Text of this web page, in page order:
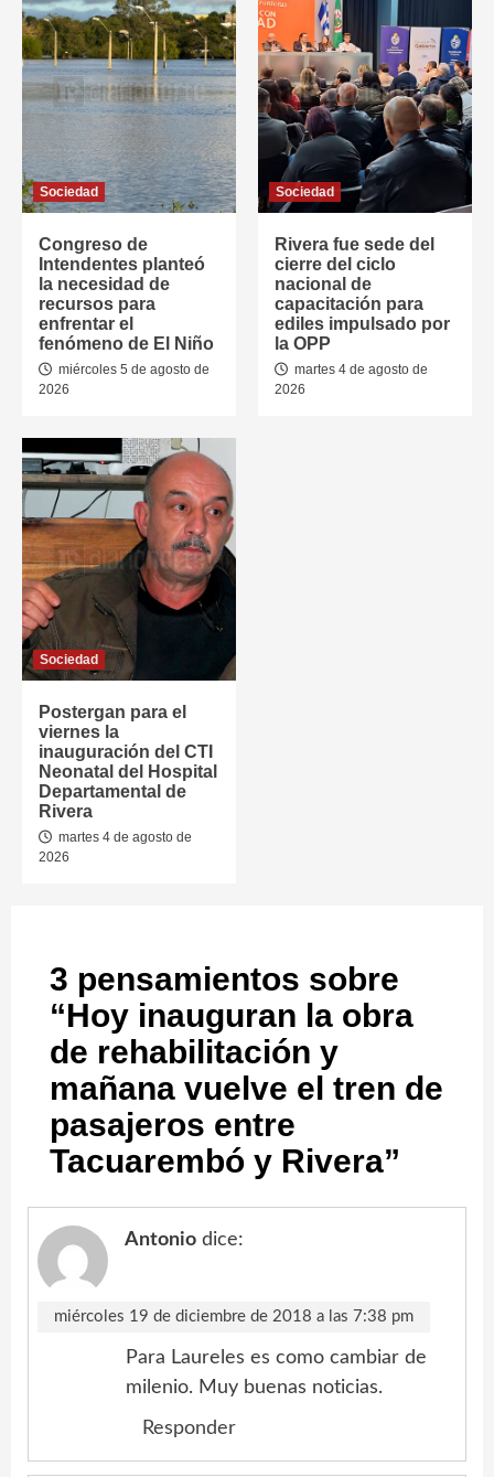
Sociedad
Congreso de
Intendentes planteó
la necesidad de
recursos para
enfrentar el
fenómeno de El Niño
miércoles 5 de agosto de
2026
Sociedad
Rivera fue sede del
cierre del ciclo
nacional de
capacitación para
ediles impulsado por
la OPP
martes 4 de agosto de
2026
Sociedad
Postergan para el
viernes la
inauguración del CTI
Neonatal del Hospital
Departamental de
Rivera
martes 4 de agosto de
2026
3 pensamientos sobre
“Hoy inauguran la obra
de rehabilitación y
mañana vuelve el tren de
pasajeros entre
Tacuarembó y Rivera”
Antonio dice:
miércoles 19 de diciembre de 2018 a las 7:38 pm
Para Laureles es como cambiar de
milenio. Muy buenas noticias.
Responder